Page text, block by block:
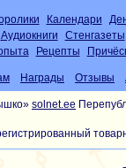
Календари
Аудиокниги
Стенгазеты
Рецепты
Награды Отзывы
solnet.ee